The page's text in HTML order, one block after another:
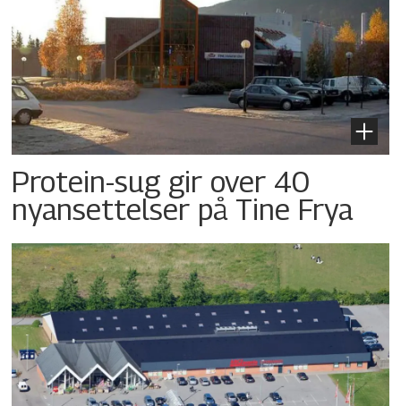
Protein-sug gir over 40
nyansettelser på Tine Frya